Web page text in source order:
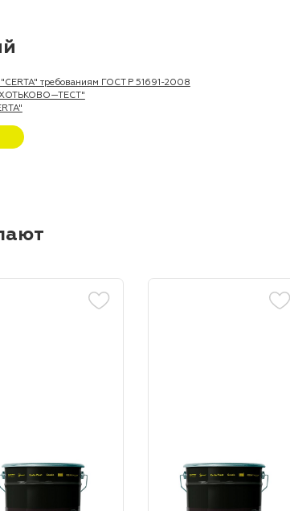
"CERTA" требованиям ГОСТ Р 51691-2008
ХОТЬКОВО—ТЕСТ"